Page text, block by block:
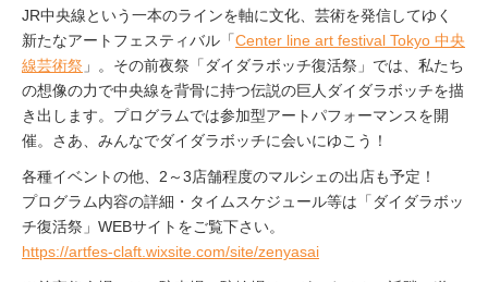
JR中央線という一本のラインを軸に文化、芸術を発信してゆく
新たなアートフェスティバル「Center line art festival Tokyo 中央
線芸術祭 」。その前夜祭「ダイダラボッチ復活祭」では、私たち
の想像の力で中央線を背骨に持つ伝説の巨人ダイダラボッチを描
き出します。プログラムでは参加型アートパフォーマンスを開
催。さあ、みんなでダイダラボッチに会いにゆこう！
各種イベントの他、2～3店舗程度のマルシェの出店も予定！
プログラム内容の詳細・タイムスケジュール等は「ダイダラボッ
チ復活祭」WEBサイトをご覧下さい。
https://artfes-claft.wixsite.com/site/zenyasai